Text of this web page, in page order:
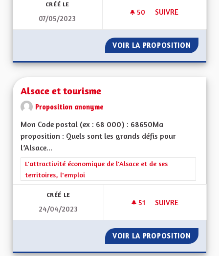
CRÉÉ LE
07/05/2023
50 50 ABONNÉS
SUIVRE
VOIR LA PROPOSITION
Alsace et tourisme
Proposition anonyme
Mon Code postal (ex : 68 000) : 68650Ma
proposition : Quels sont les grands défis pour
l’Alsace...
Filtrer les résultats de la catégorie : L'attractivité
L'attractivité économique de l'Alsace et de ses
territoires, l'emploi
CRÉÉ LE
24/04/2023
51 51 ABONNÉS
SUIVRE
VOIR LA PROPOSITION